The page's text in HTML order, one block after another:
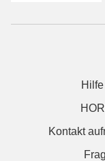
Kontakt